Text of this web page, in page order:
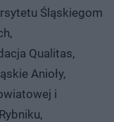
Śląskiegom
Qualitas,
Anioły,
i